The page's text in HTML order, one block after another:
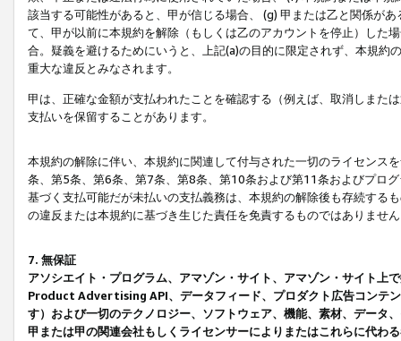
該当する可能性があると、甲が信じる場合、 (g) 甲または乙と関係が
て、甲が以前に本規約を解除（もしくは乙のアカウントを停止）した
合。疑義を避けるためにいうと、上記(a)の目的に限定されず、本規
重大な違反とみなされます。
甲は、正確な金額が支払われたことを確認する（例えば、取消しまた
支払いを保留することがあります。
本規約の解除に伴い、本規約に関連して付与された一切のライセンス
条、第5条、第6条、第7条、第8条、第10条および第11条およびプロ
基づく支払可能だが未払いの支払義務は、本規約の解除後も存続する
の違反または本規約に基づき生じた責任を免責するものではありませ
7. 無保証
アソシエイト・プログラム、アマゾン・サイト、アマゾン・サイト上
Product Advertising API、データフィード、プロダクト広告コンテ
す）および一切のテクノロジー、ソフトウェア、機能、素材、データ
甲または甲の関連会社もしくライセンサーによりまたはこれらに代わ